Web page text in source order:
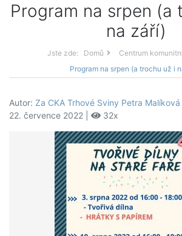
Program na srpen (a
na září)
Jste zde: Domů
Centrum
Program na srpen (a trochu už i
Autor: Za CKA Trhové Sviny Petra Malíková
22. července 2022 |
32x